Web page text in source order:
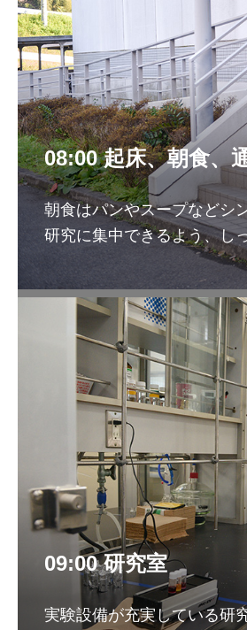
08:00 起床、朝食、
朝食はパンやスープなどシ
研究に集中できるよう、し
09:00 研究室
実験設備が充実している研